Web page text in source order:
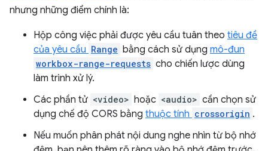
nhưng những điểm chính là:
Hộp công việc phải được yêu cầu tuân theo tiêu đề
của yêu cầu Range bằng cách sử dụng mô-đun
workbox-range-requests cho chiến lược dùng
làm trình xử lý.
Các phần tử <video> hoặc <audio> cần chọn sử
dụng chế độ CORS bằng thuộc tính crossorigin .
Nếu muốn phân phát nội dung nghe nhìn từ bộ nhớ